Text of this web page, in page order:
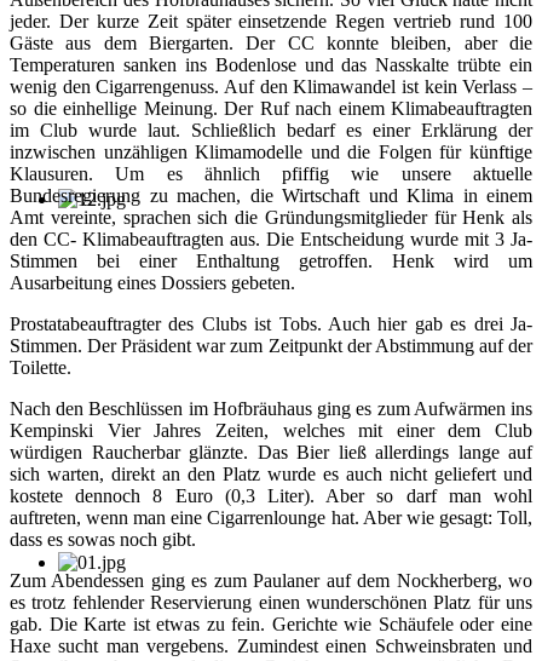
jeder. Der kurze Zeit später einsetzende Regen vertrieb rund 100
Gäste aus dem Biergarten. Der CC konnte bleiben, aber die
Temperaturen sanken ins Bodenlose und das Nasskalte trübte ein
wenig den Cigarrengenuss. Auf den Klimawandel ist kein Verlass –
so die einhellige Meinung. Der Ruf nach einem Klimabeauftragten
im Club wurde laut. Schließlich bedarf es einer Erklärung der
inzwischen unzähligen Klimamodelle und die Folgen für künftige
Klausuren. Um es ähnlich pfiffig wie unsere aktuelle
Bundesregierung zu machen, die Wirtschaft und Klima in einem
Amt vereinte, sprachen sich die Gründungsmitglieder für Henk als
den CC- Klimabeauftragten aus. Die Entscheidung wurde mit 3 Ja-
Stimmen bei einer Enthaltung getroffen. Henk wird um
Ausarbeitung eines Dossiers gebeten.
Prostatabeauftragter des Clubs ist Tobs. Auch hier gab es drei Ja-
Stimmen. Der Präsident war zum Zeitpunkt der Abstimmung auf der
Toilette.
Nach den Beschlüssen im Hofbräuhaus ging es zum Aufwärmen ins
Kempinski Vier Jahres Zeiten, welches mit einer dem Club
würdigen Raucherbar glänzte. Das Bier ließ allerdings lange auf
sich warten, direkt an den Platz wurde es auch nicht geliefert und
kostete dennoch 8 Euro (0,3 Liter). Aber so darf man wohl
auftreten, wenn man eine Cigarrenlounge hat. Aber wie gesagt: Toll,
dass es sowas noch gibt.
Zum Abendessen ging es zum Paulaner auf dem Nockherberg, wo
es trotz fehlender Reservierung einen wunderschönen Platz für uns
gab. Die Karte ist etwas zu fein. Gerichte wie Schäufele oder eine
Haxe sucht man vergebens. Zumindest einen Schweinsbraten und